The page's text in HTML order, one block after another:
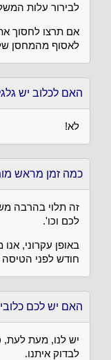
לבירור עלות
אם תרצו לחסוך
לאסוף מהמחסן
האם לכלוב יש
לא!
כמה זמן מראש
זה תלוי בהרבה
לכם וכו'.
באופן עקרוני,
חודש לפני
האם יש לכם
יש לנו, מעת לעת,
לבדוק איתנו.